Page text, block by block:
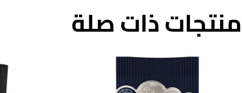
منتجات ذات صلة